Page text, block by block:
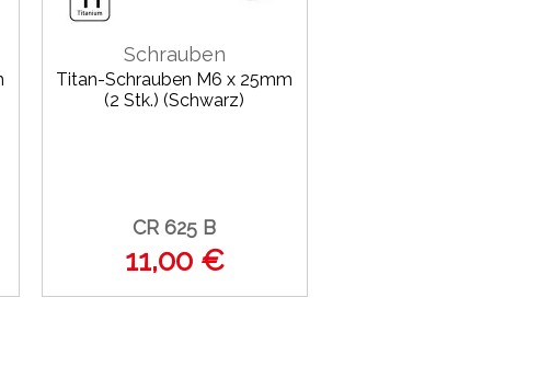
Schrauben
Titan-Schrauben M6 x 25mm
(2 Stk.) (Schwarz)
CR 625 B
11,00 €